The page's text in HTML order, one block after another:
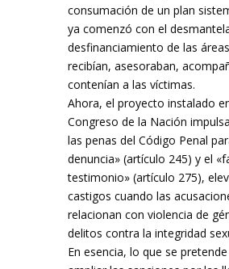
consumación de un plan
ya comenzó con el
desfinanciamiento de las
recibían, asesoraban,
contenían a las víctimas.
Ahora, el proyecto instalado
Congreso de la Nación
las penas del Código Penal
denuncia» (artículo 245) y el
testimonio» (artículo 275),
castigos cuando las
relacionan con violencia de
delitos contra la integridad
En esencia, lo que se